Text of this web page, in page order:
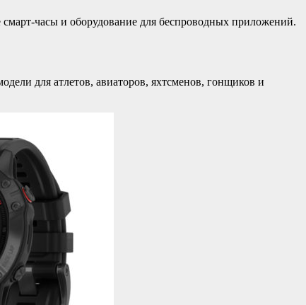
часы и оборудование для беспроводных приложений.
для атлетов, авиаторов, яхтсменов, гонщиков и